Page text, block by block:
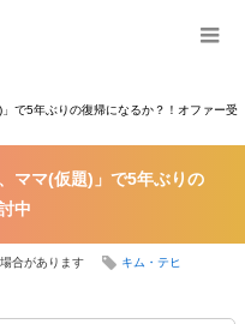
で5年ぶりの復帰になるか？！オファー受
ママ(仮題)」で5年ぶりの
中
合があります キム・テヒ